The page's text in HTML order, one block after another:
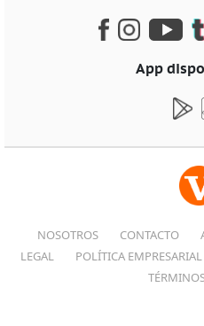
App
NOSOTROS CONTACTO
LEGAL
POLÍTICA EMPRESARIAL